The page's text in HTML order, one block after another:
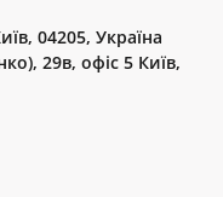
04205, Україна
29в, офіс 5 Київ,